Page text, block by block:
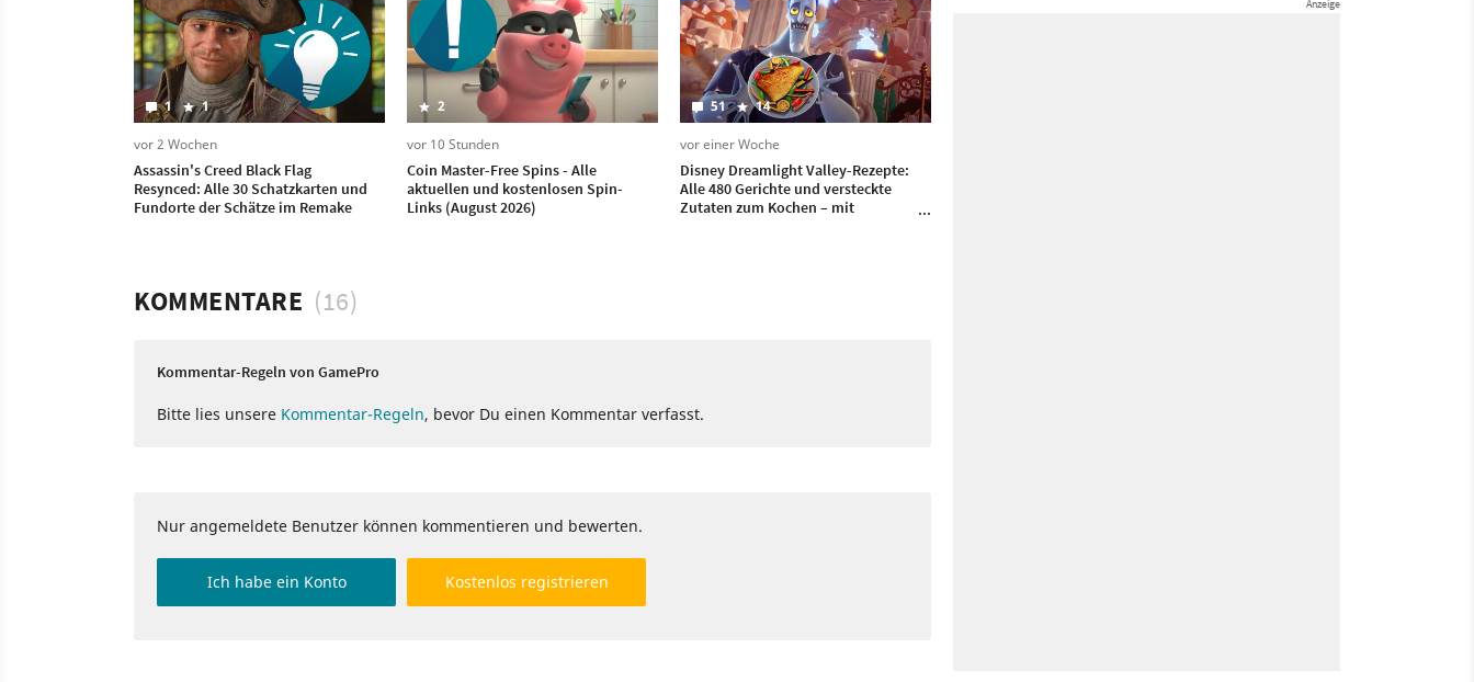
1 1
vor 2 Wochen
Assassin's Creed Black Flag
Resynced: Alle 30 Schatzkarten und
Fundorte der Schätze im Remake
2
vor 10 Stunden
Coin Master-Free Spins - Alle
aktuellen und kostenlosen Spin-
Links (August 2026)
51 14
vor einer Woche
Disney Dreamlight Valley-Rezepte:
Alle 480 Gerichte und versteckte
Zutaten zum Kochen – mit
KOMMENTARE (16)
Kommentar-Regeln von GamePro
Bitte lies unsere Kommentar-Regeln, bevor Du einen Kommentar verfasst.
Nur angemeldete Benutzer können kommentieren und bewerten.
Ich habe ein Konto Kostenlos registrieren